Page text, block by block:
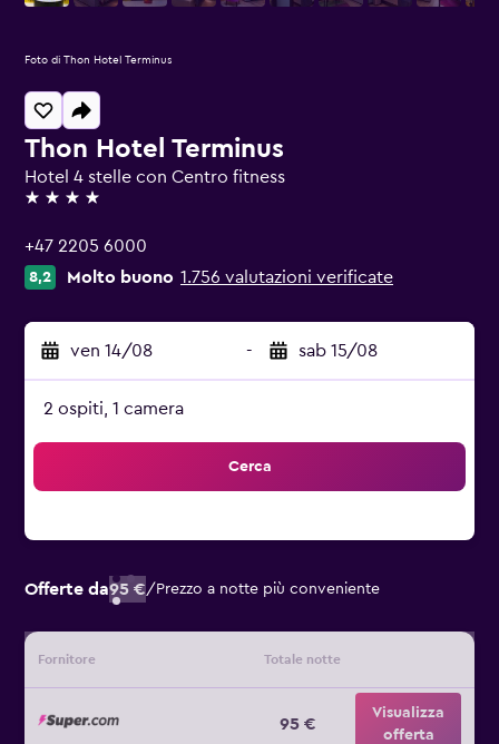
Thon Hotel Terminus
Hotel 4 stelle con Centro fitness
4 stelle
+47 2205 6000
8,2 Molto buono 1.756 valutazioni verificate
ven 14/08 - sab 15/08
2 ospiti, 1 camera
Cerca
Offerte da95 €/ Prezzo a notte più conveniente
Fornitore Totale notte
95 €
Visualizza
offerta
Foto di Thon Hotel Terminus